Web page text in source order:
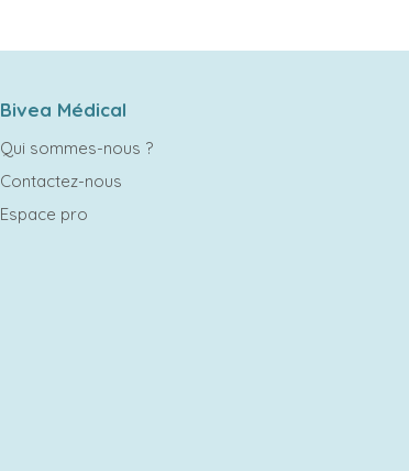
Bivea Médical
Qui sommes-nous ?
Contactez-nous
Espace pro